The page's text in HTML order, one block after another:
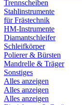
Trennscheiben
Stahlinstrumente
für Frästechnik
HM-Instrumente
Diamantschleifer
Schleifkörper
Polierer & Bürsten
Mandrelle & Träger
Sonstiges
Alles anzeigen
Alles anzeigen
Alles anzeigen